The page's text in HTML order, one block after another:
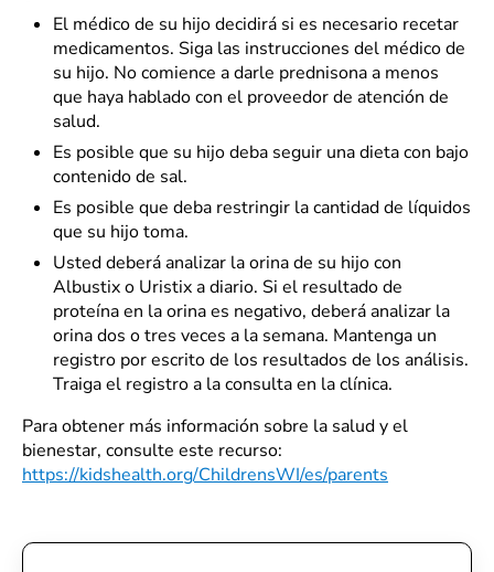
El médico de su hijo decidirá si es necesario recetar
medicamentos. Siga las instrucciones del médico de
su hijo. No comience a darle prednisona a menos
que haya hablado con el proveedor de atención de
salud.
Es posible que su hijo deba seguir una dieta con bajo
contenido de sal.
Es posible que deba restringir la cantidad de líquidos
que su hijo toma.
Usted deberá analizar la orina de su hijo con
Albustix o Uristix a diario. Si el resultado de
proteína en la orina es negativo, deberá analizar la
orina dos o tres veces a la semana. Mantenga un
registro por escrito de los resultados de los análisis.
Traiga el registro a la consulta en la clínica.
Para obtener más información sobre la salud y el
bienestar, consulte este recurso:
https://kidshealth.org/ChildrensWI/es/parents